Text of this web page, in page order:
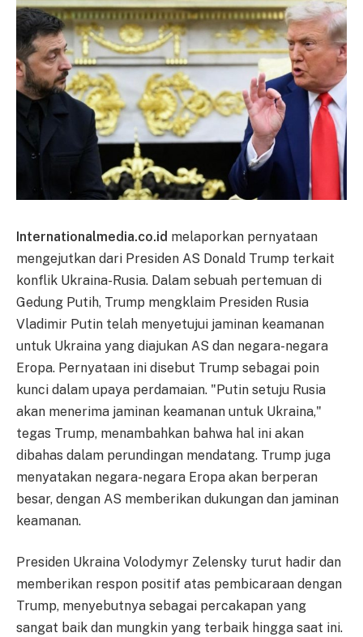
Internationalmedia.co.id melaporkan pernyataan
mengejutkan dari Presiden AS Donald Trump terkait
konflik Ukraina-Rusia. Dalam sebuah pertemuan di
Gedung Putih, Trump mengklaim Presiden Rusia
Vladimir Putin telah menyetujui jaminan keamanan
untuk Ukraina yang diajukan AS dan negara-negara
Eropa. Pernyataan ini disebut Trump sebagai poin
kunci dalam upaya perdamaian. "Putin setuju Rusia
akan menerima jaminan keamanan untuk Ukraina,"
tegas Trump, menambahkan bahwa hal ini akan
dibahas dalam perundingan mendatang. Trump juga
menyatakan negara-negara Eropa akan berperan
besar, dengan AS memberikan dukungan dan jaminan
keamanan.
Presiden Ukraina Volodymyr Zelensky turut hadir dan
memberikan respon positif atas pembicaraan dengan
Trump, menyebutnya sebagai percakapan yang
sangat baik dan mungkin yang terbaik hingga saat ini.